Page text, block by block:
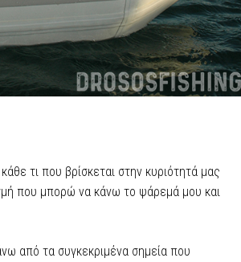
τι που βρίσκεται στην κυριότητά μας
που μπορώ να κάνω το ψάρεμά μου και
από τα συγκεκριμένα σημεία που